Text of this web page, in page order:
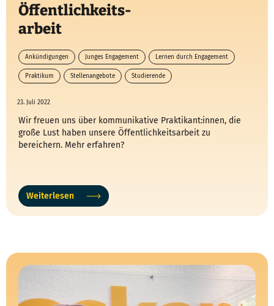
Öffentlichkeits-
arbeit
Ankündigungen Junges Engagement Lernen durch Engagement
Praktikum Stellenangebote Studierende
23. Juli 2022
Wir freuen uns über kommunikative Praktikant:innen, die
große Lust haben unsere Öffentlichkeitsarbeit zu
bereichern. Mehr erfahren?
Weiterlesen